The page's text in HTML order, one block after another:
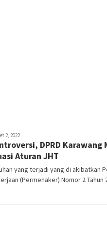
2, 2022
DPRD Karawang
Aturan JHT
yang terjadi yang di akibatkan
(Permenaker) Nomor 2 Tahun